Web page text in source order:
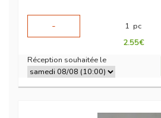
-
1 pc
2.55€
Réception souhaitée le